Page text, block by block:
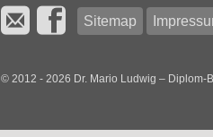
Sitemap
© 2012 - 2026 Dr. Mario Ludwig – Diplom-